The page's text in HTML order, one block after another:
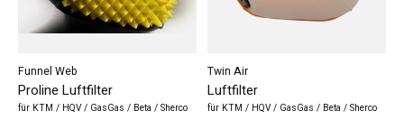
Funnel Web
Proline Luftfilter
für KTM / HQV / GasGas / Beta / Sherco
Twin Air
Luftfilter
für KTM / HQV / GasGas / Beta / Sherco